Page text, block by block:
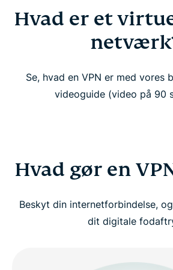
Hvad er et virtuelt privat
Hvad gør en VPN for dig?
Hvem bør bruge en VPN?
Hvordan fungerer en VPN?
Forklaring af VPN-typer
Hvad er et
Se, hvad en VPN er med vores
videoguide (video på 90
Hvad gør en
Beskyt din internetforbindelse,
dit digitale